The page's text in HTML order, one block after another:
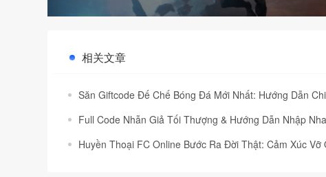
相关文章
Săn Giftcode Đế Chế Bóng Đá Mới Nhất: Hướng Dẫn
Full Code Nhẫn Giả Tối Thượng & Hướng Dẫn Nhập
Huyền Thoại FC Online Bước Ra Đời Thật: Cảm Xúc Vỡ